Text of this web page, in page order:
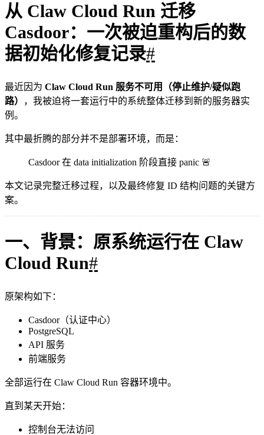
从 Claw Cloud Run 迁移
Casdoor：一次被迫重构后的数
据初始化修复记录#
最近因为 Claw Cloud Run 服务不可用（停止维护/疑似跑
路）
，我被迫将一套运行中的系统整体迁移到新的服务器实
例。
其中最折腾的部分并不是部署环境，而是：
Casdoor 在 data initialization 阶段直接 panic 🚨
本文记录完整迁移过程，以及最终修复 ID 结构问题的关键方
案。
一、背景：原系统运行在 Claw
Cloud Run#
原架构如下：
Casdoor（认证中心）
PostgreSQL
API 服务
前端服务
全部运行在 Claw Cloud Run 容器环境中。
直到某天开始：
控制台无法访问